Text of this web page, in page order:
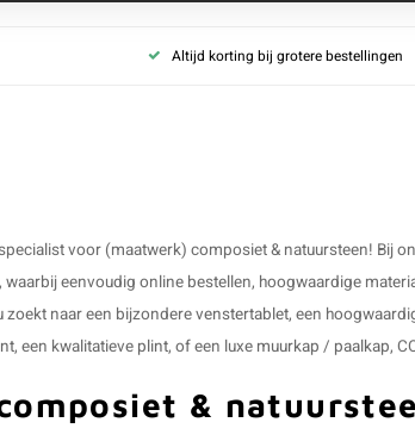
Altijd korting bij grotere bestellingen
voor (maatwerk) composiet & natuursteen! Bij
eenvoudig online bestellen, hoogwaardige
zoekt naar een bijzonderevenstertablet, een
, een kwalitatieve plint, of een luxe muurkap / paalkap,
&